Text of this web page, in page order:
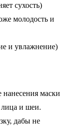
сухость)
молодость и
и увлажнение)
нанесения маски
и шеи.
дабы не